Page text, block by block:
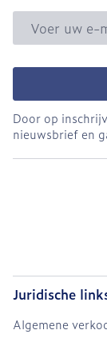
E-mail adres
Door op
nieuwsbrief en
Juridische
Algemene